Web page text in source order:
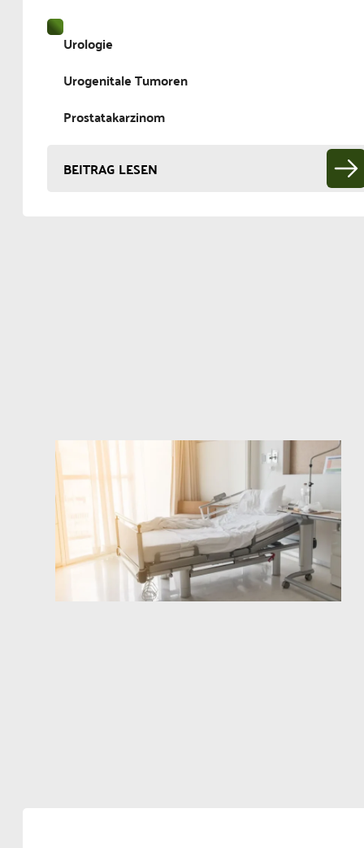
Urologie
Urogenitale Tumoren
Prostatakarzinom
BEITRAG LESEN